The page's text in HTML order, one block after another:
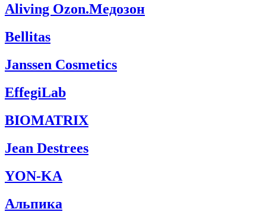
Aliving Ozon.Медозон
Bellitas
Janssen Cosmetics
EffegiLab
BIOMATRIX
Jean Destrees
YON-KA
Альпика